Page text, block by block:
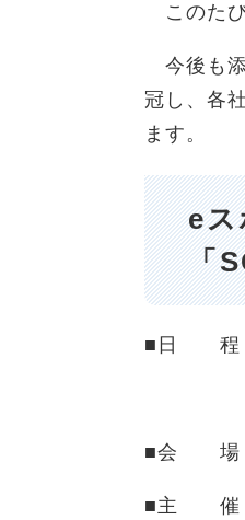
このたび
今後も添
冠し、各
ます。
eス
「
■日 程：
■会 場：
■主 催：